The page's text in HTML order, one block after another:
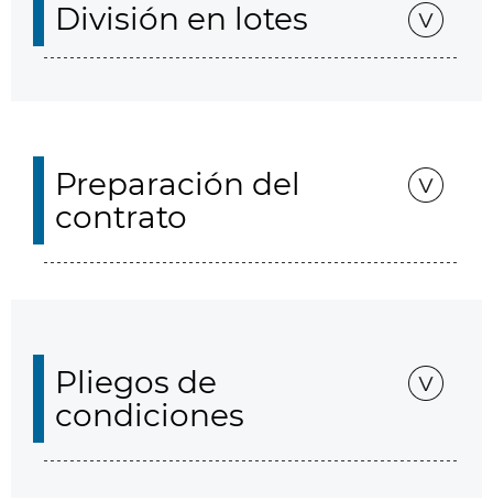
División en lotes
Preparación del
contrato
Pliegos de
condiciones